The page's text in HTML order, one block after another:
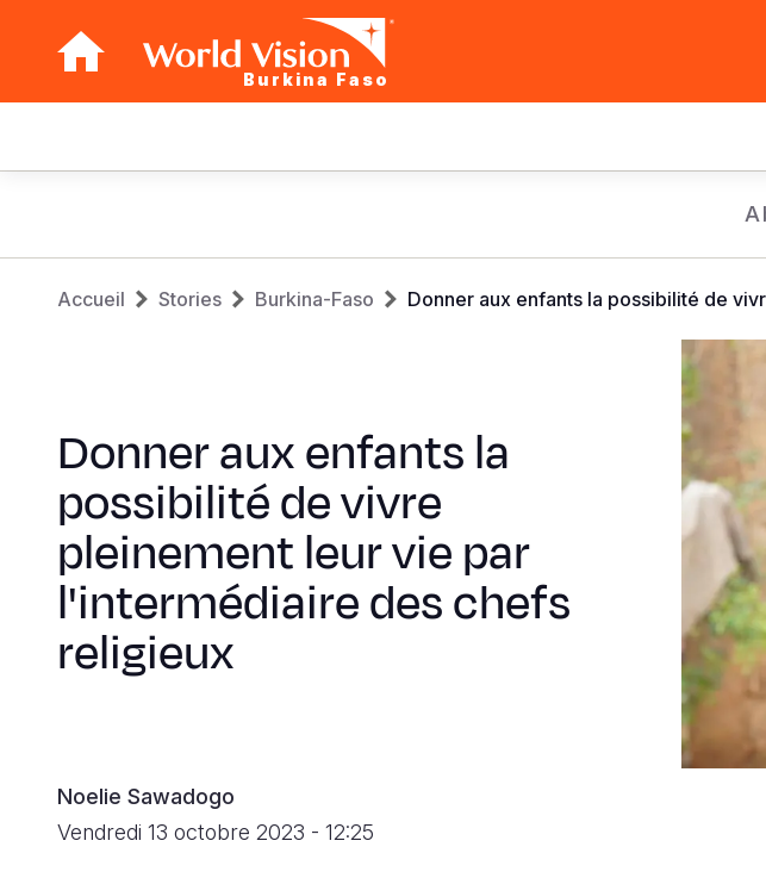
Burkina Faso
navigation
Fil
Accueil Stories Burkina-Faso Donner aux enfants la possibilité de
Donner aux enfants la
possibilité de vivre
pleinement leur vie par
l'intermédiaire des chefs
religieux
Noelie Sawadogo
Vendredi 13 octobre 2023 - 12:25